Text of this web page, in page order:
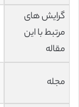
گرایش های
مرتبط با این
مقاله
مجله